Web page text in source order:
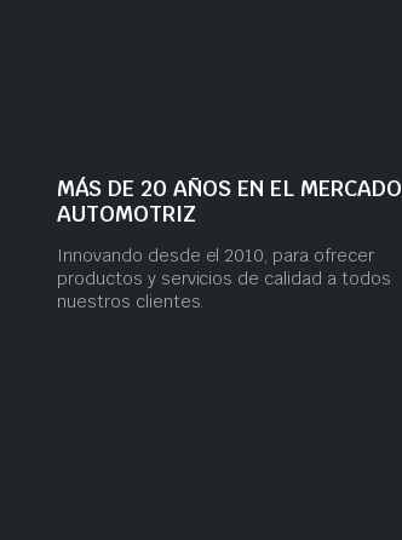
MÁS DE 20 AÑOS EN EL MERCADO
AUTOMOTRIZ
Innovando desde el 2010, para ofrecer
productos y servicios de calidad a todos
nuestros clientes.